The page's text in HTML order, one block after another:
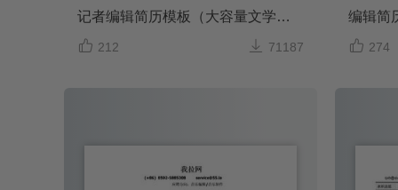
记者编辑简历模板（大容量文学学士适用）
 212  71187
编辑简
 274